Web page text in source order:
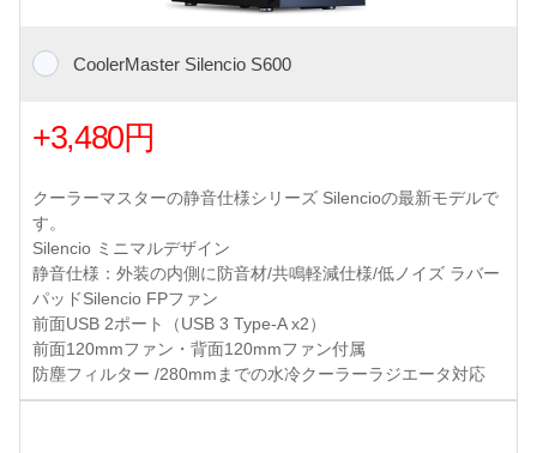
CoolerMaster Silencio S600
+3,480円
クーラーマスターの静音仕様シリーズ Silencioの最新モデルで
す。
Silencio ミニマルデザイン
静音仕様：外装の内側に防音材/共鳴軽減仕様/低ノイズ ラバー
パッドSilencio FPファン
前面USB 2ポート（USB 3 Type-A x2）
前面120mmファン・背面120mmファン付属
防塵フィルター /280mmまでの水冷クーラーラジエータ対応